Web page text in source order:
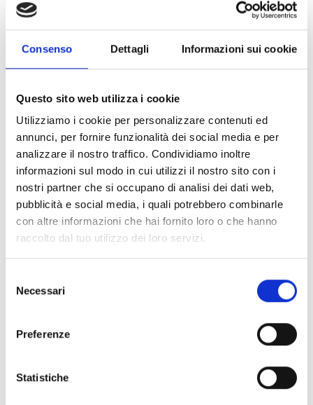
Consenso Dettagli Informazioni sui cookie
Questo sito web utilizza i cookie
Utilizziamo i cookie per personalizzare contenuti ed
annunci, per fornire funzionalità dei social media e per
analizzare il nostro traffico. Condividiamo inoltre
informazioni sul modo in cui utilizzi il nostro sito con i
nostri partner che si occupano di analisi dei dati web,
pubblicità e social media, i quali potrebbero combinarle
con altre informazioni che hai fornito loro o che hanno
raccolto dal tuo utilizzo dei loro servizi.
delNecessari
Preferenze
Statistiche
Acessórios bases EB00 - Materiais(47)
Acessórios detetores Enea
Acessórios Senseware
Acessórios da Série Industrial
Documentos(6992)
Selecionar tudo
Inicie sessão antes de descarregar os conteúdos
através do íconelock
Todas as línguas
LIMPAR FILTROS